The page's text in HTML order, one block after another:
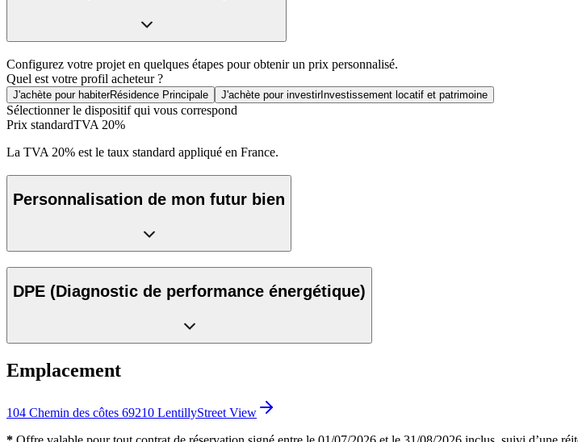
Configurez votre projet en quelques étapes pour obtenir un prix personnalisé.
Quel est votre profil acheteur ?
J'achète pour habiterRésidence Principale J'achète pour investirInvestissement locatif et patrimoine
Sélectionner le dispositif qui vous correspond
Prix standardTVA 20%
La TVA 20% est le taux standard appliqué en France.
Personnalisation de mon futur bien
DPE (Diagnostic de performance énergétique)
Emplacement
104 Chemin des côtes 69210 LentillyStreet View